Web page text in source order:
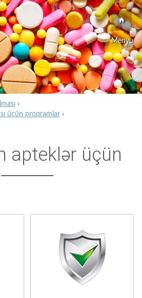
Menyu
›
üçün proqramlar ›
apteklər üçün